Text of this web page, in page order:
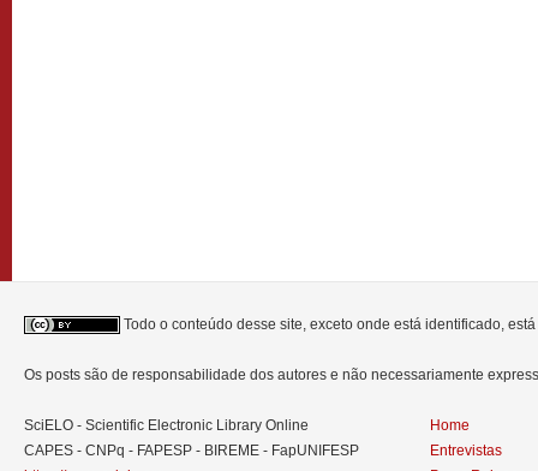
Todo o conteúdo desse site, exceto onde está identificado,
Os posts são de responsabilidade dos autores e não necessariamente
SciELO - Scientific Electronic Library Online
CAPES - CNPq - FAPESP - BIREME - FapUNIFESP
Home
Entrevistas